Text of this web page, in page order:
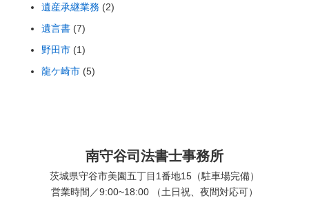
遺産承継業務 (2)
遺言書 (7)
野田市 (1)
龍ケ崎市 (5)
南守谷司法書士事務所
茨城県守谷市美園五丁目1番地15（駐車場完備）
営業時間／9:00~18:00 （土日祝、夜間対応可）